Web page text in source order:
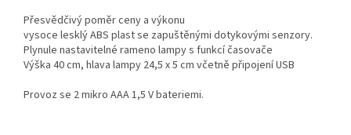
Přesvědčivý poměr ceny a výkonu
vysoce lesklý ABS plast se zapuštěnými dotykovými senzory.
Plynule nastavitelné rameno lampy s funkcí časovače
Výška 40 cm, hlava lampy 24,5 x 5 cm včetně připojení USB
Provoz se 2 mikro AAA 1,5 V bateriemi.